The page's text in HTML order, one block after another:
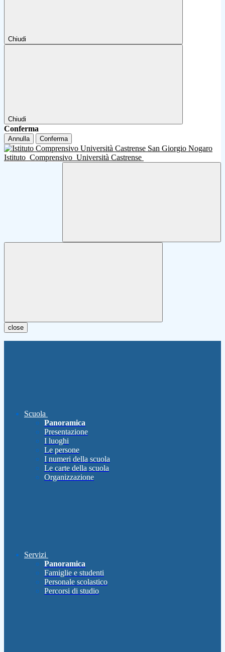
Chiudi
Chiudi
Conferma
Annulla Conferma
Istituto Comprensivo Università Castrense
close
Scuola
Panoramica
Presentazione
I luoghi
Le persone
I numeri della scuola
Le carte della scuola
Organizzazione
Servizi
Panoramica
Famiglie e studenti
Personale scolastico
Percorsi di studio